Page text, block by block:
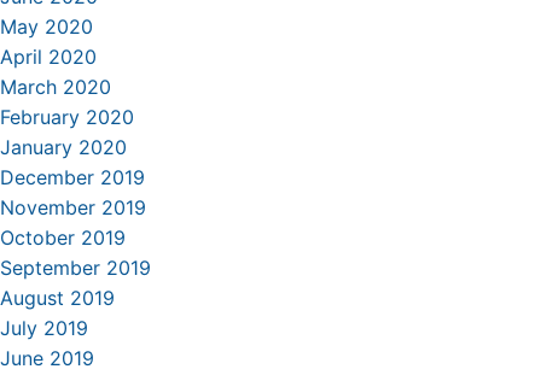
May 2020
April 2020
March 2020
February 2020
January 2020
December 2019
November 2019
October 2019
September 2019
August 2019
July 2019
June 2019